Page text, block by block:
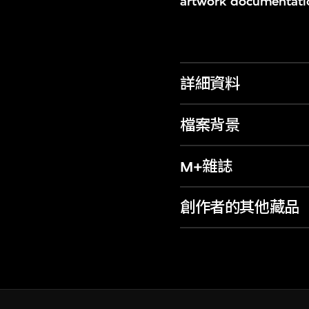
詳細資料
檔案背景
M+雜誌
創作者的其他藏品